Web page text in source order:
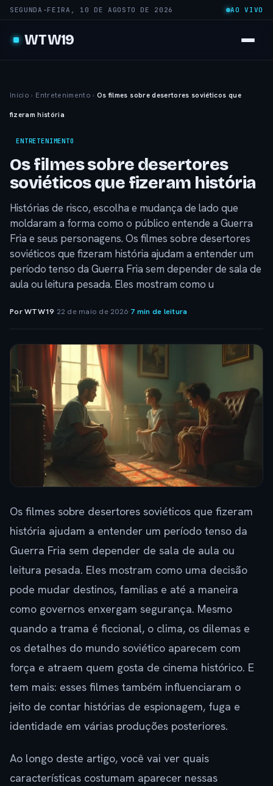
SEGUNDA-FEIRA, 10 DE AGOSTO DE 2026 AO VIVO
WTW19
Início › Entretenimento › Os filmes sobre desertores soviéticos que
fizeram história
ENTRETENIMENTO
Os filmes sobre desertores
soviéticos que fizeram história
Histórias de risco, escolha e mudança de lado que
moldaram a forma como o público entende a Guerra
Fria e seus personagens. Os filmes sobre desertores
soviéticos que fizeram história ajudam a entender um
período tenso da Guerra Fria sem depender de sala de
aula ou leitura pesada. Eles mostram como u
Por WTW19· 22 de maio de 2026·7 min de leitura
Os filmes sobre desertores soviéticos que fizeram
história ajudam a entender um período tenso da
Guerra Fria sem depender de sala de aula ou
leitura pesada. Eles mostram como uma decisão
pode mudar destinos, famílias e até a maneira
como governos enxergam segurança. Mesmo
quando a trama é ficcional, o clima, os dilemas e
os detalhes do mundo soviético aparecem com
força e atraem quem gosta de cinema histórico. E
tem mais: esses filmes também influenciaram o
jeito de contar histórias de espionagem, fuga e
identidade em várias produções posteriores.
Ao longo deste artigo, você vai ver quais
características costumam aparecer nessas